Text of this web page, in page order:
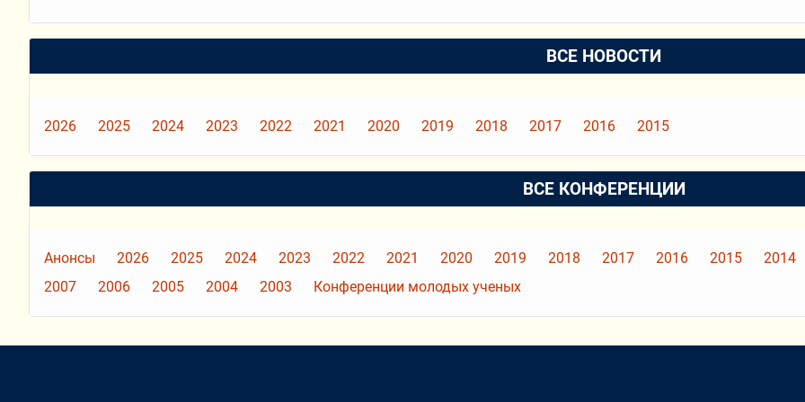
ВСЕ НОВОСТИ
2026 2025 2024 2023 2022 2021 2020 2019 2018 2017 2016 2015
ВСЕ КОНФЕРЕНЦИИ
Анонсы 2026 2025 2024 2023 2022 2021 2020 2019 2018 2017 2016 2015 2014
2007
2006 2005 2004 2003 Конференции молодых ученых